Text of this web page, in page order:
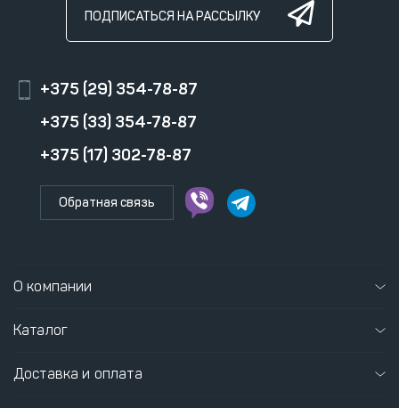
ПОДПИСАТЬСЯ НА РАССЫЛКУ
+375 (29) 354-78-87
+375 (33) 354-78-87
+375 (17) 302-78-87
Обратная связь
О компании
Каталог
Доставка и оплата